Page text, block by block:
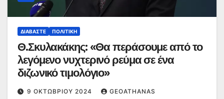
ΔΙΑΒΆΣΤΕ ΠΟΛΙΤΙΚΉ
Θ.Σκυλακάκης: «Θα περάσουμε από το
λεγόμενο νυχτερινό ρεύμα σε ένα
διζωνικό τιμολόγιο»
9 ΟΚΤΩΒΡΊΟΥ 2024 GEOATHANAS